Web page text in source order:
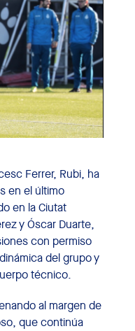
Ferrer, Rubi, ha
en el último
en la Ciutat
y Óscar Duarte,
con permiso
del grupo y
técnico.
al margen de
que continúa